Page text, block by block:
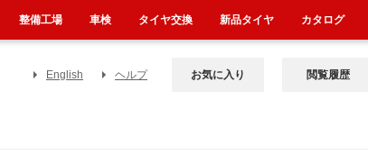
English ヘルプ お気に入り 閲覧履歴
整備工場 車検 タイヤ交換 新品タイヤ カタログ